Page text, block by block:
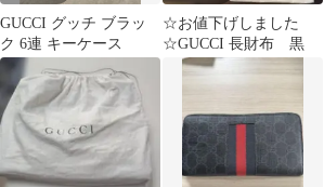
GUCCI グッチ ブラッ
ク 6連 キーケース
☆お値下げしました
☆GUCCI 長財布 黒